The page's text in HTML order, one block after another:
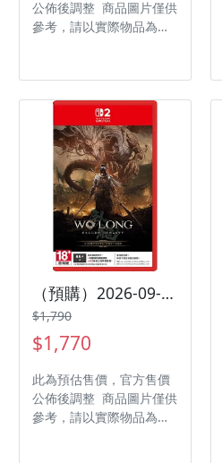
公佈後調整 商品圖片僅供
參考，請以實際物品為主
台：Nintendo Switch 2
遊戲類型：策略模擬 遊玩
人數： 1 人 作品分級：
輔 15 級 製作廠商：任天
堂 發行廠商：任天堂
（預購）2026-09-03 NS2 臥龍：蒼天隕落 完全版 中文版
$1,790
$1,770
此為預估售價，官方售價
公佈後調整 商品圖片僅供
參考，請以實際物品為主